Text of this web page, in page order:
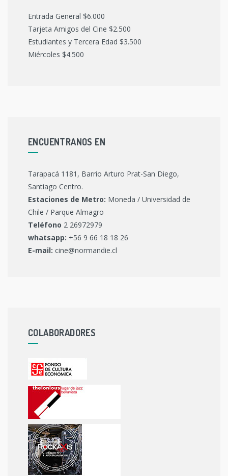
Entrada General $6.000
Tarjeta Amigos del Cine $2.500
Estudiantes y Tercera Edad $3.500
Miércoles $4.500
ENCUENTRANOS EN
Tarapacá 1181, Barrio Arturo Prat-San Diego,
Santiago Centro.
Estaciones de Metro: Moneda / Universidad de
Chile / Parque Almagro
Teléfono 2 26972979
whatsapp: +56 9 66 18 18 26
E-mail: cine@normandie.cl
COLABORADORES